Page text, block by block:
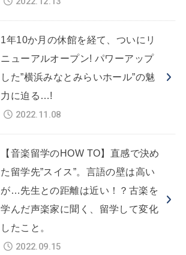
1年10か月の休館を経て、ついにリ
ニューアルオープン! パワーアップ
した”横浜みなとみらいホール”の魅
力に迫る…!
2022.11.08
【音楽留学のHOW TO】直感で決め
た留学先”スイス”。言語の壁は高い
が…先生との距離は近い！？古楽を
学んだ声楽家に聞く、留学して変化
したこと。
2022.09.15